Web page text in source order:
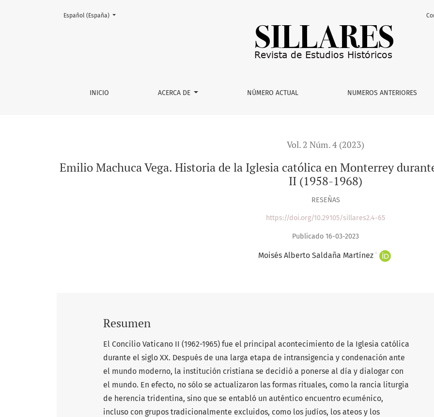
Emilio Machuca Vega. Historia de la Iglesia católica en Monterrey durante la época del Concilio Vaticano II
INICIO ACERCA DE NÚMERO ACTUAL NUMEROS ANTERIORES
Cambiar el idioma. El actual es:
Español (España)
Vol. 2 Núm. 4 (2023)
Emilio Machuca Vega. Historia de la Iglesia católica en Monterrey
II (1958-1968)
RESEÑAS
https://doi.org/10.29105/sillares2.4-65
Publicado 16-03-2023
Moisés Alberto Saldaña Martínez +
Resumen
El Concilio Vaticano II (1962-1965) fue el principal acontecimiento de la Iglesia católica
durante el siglo XX. Después de una larga etapa de intransigencia y condenación ante
el mundo moderno, la institución cristiana se decidió a ponerse al día y dialogar con
el mundo. En efecto, no sólo se actualizaron las formas rituales, como la rancia liturgia
de herencia tridentina, sino que se entabló un auténtico encuentro ecuménico,
incluso con grupos tradicionalmente excluidos, como los judíos, los ateos y los